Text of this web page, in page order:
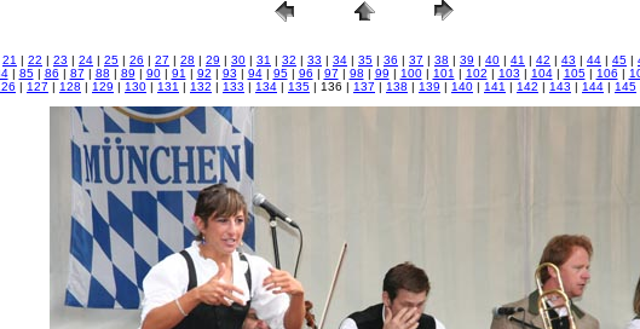
21 | 22 | 23 | 24 | 25 | 26 | 27 | 28 | 29 | 30 | 31 | 32 | 33 | 34 | 35 | 36 | 37 | 38 | 39 | 40 | 41 | 42 | 43 | 44 | 45 |
| 85| 86 | 87 | 88 | 89 | 90| 91 | 92 | 93 | 94| 95| 96 | 97 | 98 | 99 | 100| 101 | 102 | 103 | 104| 105| 106 |
| 127 | 128 | 129 | 130 | 131 | 132 | 133 | 134 | 135 | 136 | 137 | 138 | 139 | 140 | 141 | 142 | 143 | 144 | 145